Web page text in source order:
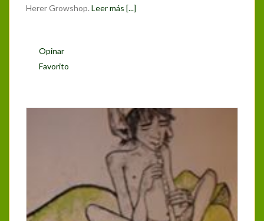
Herer Growshop. Leer más [...]
Opinar
Favorito